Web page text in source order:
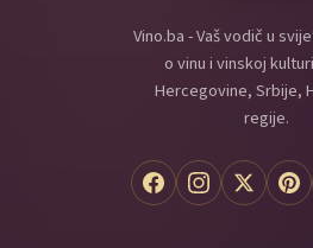
Vino.ba - Vaš vodič u
o vinu i vinskoj
Hercegovine, Srbije,
regije.